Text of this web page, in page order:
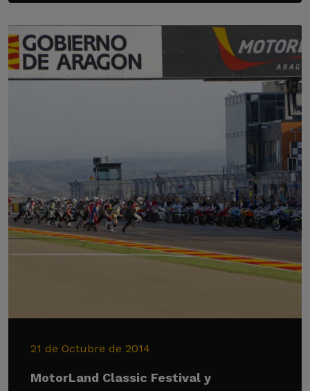
21 de Octubre de 2014
MotorLand Classic Festival y